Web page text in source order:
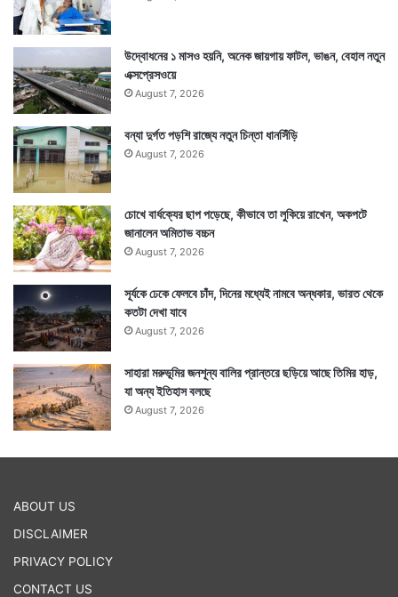
উদ্বোধনের ১ মাসও হয়নি, অনেক জায়গায় ফাটল, ভাঙন, বেহাল নতুন
এক্সপ্রেসওয়ে
August 7, 2026
বন্যা দুর্গত পড়শি রাজ্যে নতুন চিন্তা ধানসিঁড়ি
August 7, 2026
চোখে বার্ধক্যের ছাপ পড়েছে, কীভাবে তা লুকিয়ে রাখেন, অকপটে
জানালেন অমিতাভ বচ্চন
August 7, 2026
সূর্যকে ঢেকে ফেলবে চাঁদ, দিনের মধ্যেই নামবে অন্ধকার, ভারত থেকে
কতটা দেখা যাবে
August 7, 2026
সাহারা মরুভূমির জনশূন্য বালির প্রান্তরে ছড়িয়ে আছে তিমির হাড়,
যা অন্য ইতিহাস বলছে
August 7, 2026
ABOUT US
DISCLAIMER
PRIVACY POLICY
CONTACT US